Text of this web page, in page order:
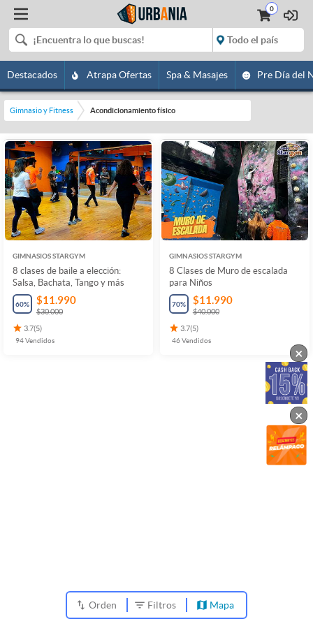
0
Destacados Atrapa Ofertas Spa & Masajes Pre Día del
Gimnasio y Fitness Acondicionamiento físico
GIMNASIOS STARGYM
8 clases de baile a elección:
Salsa, Bachata, Tango y más
60% $11.990
$30.000
3.7(5)
94Vendidos
GIMNASIOS STARGYM
8 Clases de Muro de escalada
para Niños
70% $11.990
$40.000
3.7(5)
46Vendidos
Orden Filtros Mapa
×
×